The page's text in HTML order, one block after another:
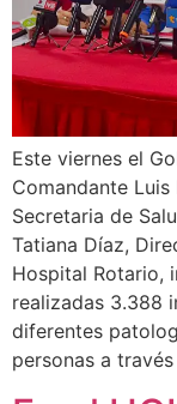
Este viernes el
Comandante Luis
Secretaria de
Tatiana Díaz,
Hospital Rotario,
realizadas 3.388
diferentes
personas a